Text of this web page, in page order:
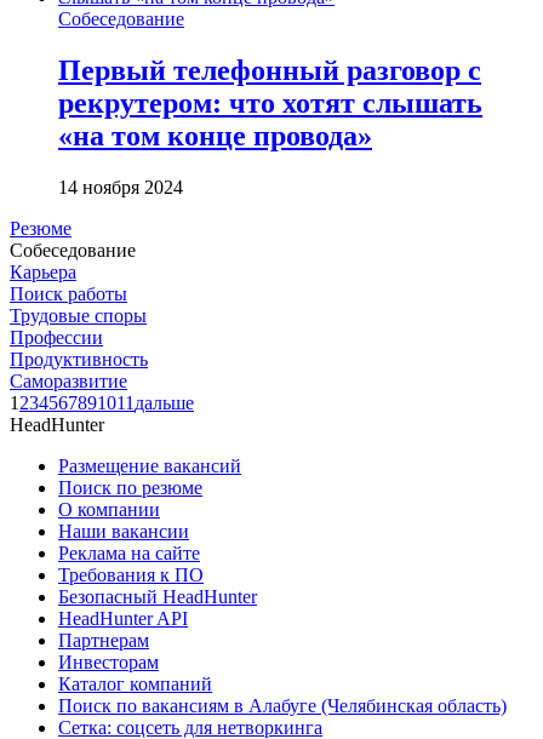
Собеседование
Первый телефонный разговор с
рекрутером: что хотят слышать
«на том конце провода»
14 ноября 2024
Резюме
Собеседование
Карьера
Поиск работы
Трудовые споры
Профессии
Продуктивность
Саморазвитие
1 234567891011 дальше
HeadHunter
Размещение вакансий
Поиск по резюме
О компании
Наши вакансии
Реклама на сайте
Требования к ПО
Безопасный HeadHunter
HeadHunter API
Партнерам
Инвесторам
Каталог компаний
Поиск по вакансиям в Алабуге (Челябинская область)
Сетка: соцсеть для нетворкинга